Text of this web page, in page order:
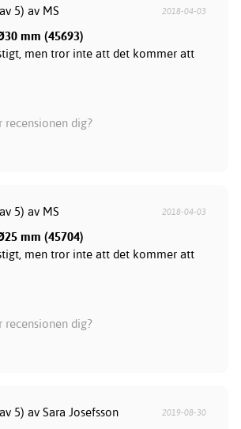
5) av MS 2018-04-03
mm (45693)
men tror inte att det kommer att
dig?
5) av MS 2018-04-03
mm (45704)
men tror inte att det kommer att
dig?
5) av Sara Josefsson 2019-08-30